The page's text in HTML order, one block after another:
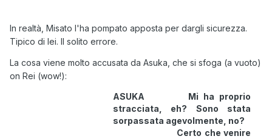
In realtà, Misato l'ha pompato apposta per dargli sicurezza.
Tipico di lei. Il solito errore.
La cosa viene molto accusata da Asuka, che si sfoga (a vuoto)
on Rei (wow!):
ASUKA Mi ha proprio
stracciata, eh? Sono stata
sorpassata agevolmente, no?
Certo che venire